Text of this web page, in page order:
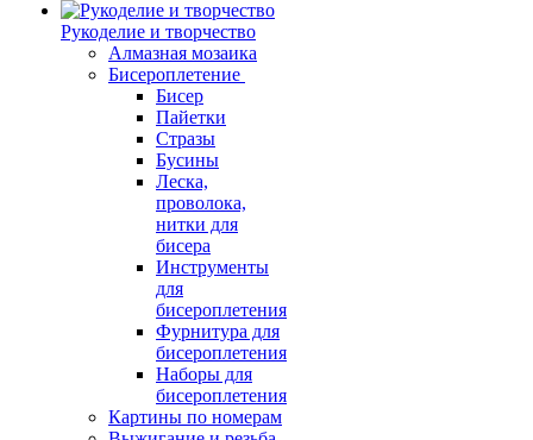
Рукоделие и творчество
Алмазная мозаика
Бисероплетение
Бисер
Пайетки
Стразы
Бусины
Леска,
проволока,
нитки для
бисера
Инструменты
для
бисероплетения
Фурнитура для
бисероплетения
Наборы для
бисероплетения
Картины по номерам